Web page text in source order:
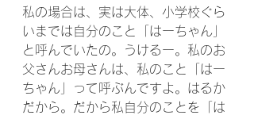
私の場合は、実は大体、小学校ぐら
いまでは自分のこと「はーちゃん」
と呼んでいたの。うけるー。私のお
父さんお母さんは、私のこと「はー
ちゃん」って呼ぶんですよ。はるか
だから。だから私自分のことを「は